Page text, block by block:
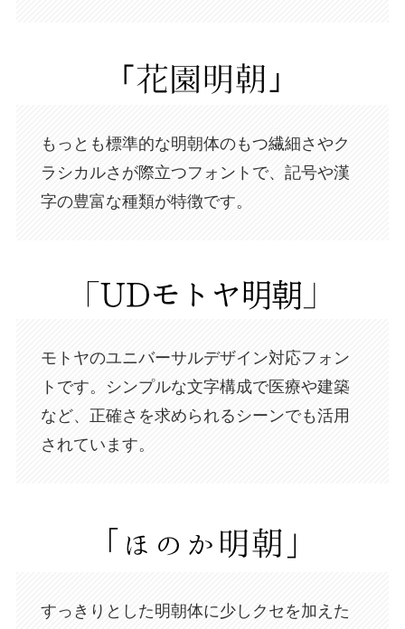
もっとも標準的な明朝体のもつ繊細さやク
ラシカルさが際立つフォントで、記号や漢
字の豊富な種類が特徴です。
モトヤのユニバーサルデザイン対応フォン
トです。シンプルな文字構成で医療や建築
など、正確さを求められるシーンでも活用
されています。
すっきりとした明朝体に少しクセを加えた